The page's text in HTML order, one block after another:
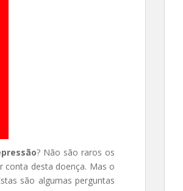
? Não são raros os
conta desta doença. Mas o
são algumas perguntas